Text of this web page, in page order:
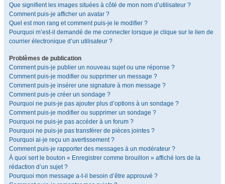
Que signifient les images situées à côté de mon nom d’utilisateur ?
Comment puis-je afficher un avatar ?
Quel est mon rang et comment puis-je le modifier ?
Pourquoi m’est-il demandé de me connecter lorsque je clique sur le lien de
courrier électronique d’un utilisateur ?
Problèmes de publication
Comment puis-je publier un nouveau sujet ou une réponse ?
Comment puis-je modifier ou supprimer un message ?
Comment puis-je insérer une signature à mon message ?
Comment puis-je créer un sondage ?
Pourquoi ne puis-je pas ajouter plus d’options à un sondage ?
Comment puis-je modifier ou supprimer un sondage ?
Pourquoi ne puis-je pas accéder à un forum ?
Pourquoi ne puis-je pas transférer de pièces jointes ?
Pourquoi ai-je reçu un avertissement ?
Comment puis-je rapporter des messages à un modérateur ?
À quoi sert le bouton « Enregistrer comme brouillon » affiché lors de la
rédaction d’un sujet ?
Pourquoi mon message a-t-il besoin d’être approuvé ?